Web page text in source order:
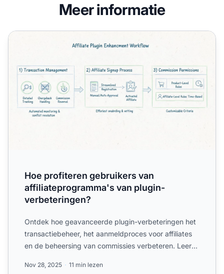
Meer informatie
Hoe profiteren gebruikers van affiliateprogramma's van
Hoe profiteren gebruikers van
affiliateprogramma's van plugin-
verbeteringen?
Ontdek hoe geavanceerde plugin-verbeteringen het
transactiebeheer, het aanmeldproces voor affiliates
en de beheersing van commissies verbeteren. Leer
Nov 28, 2025 11 min lezen